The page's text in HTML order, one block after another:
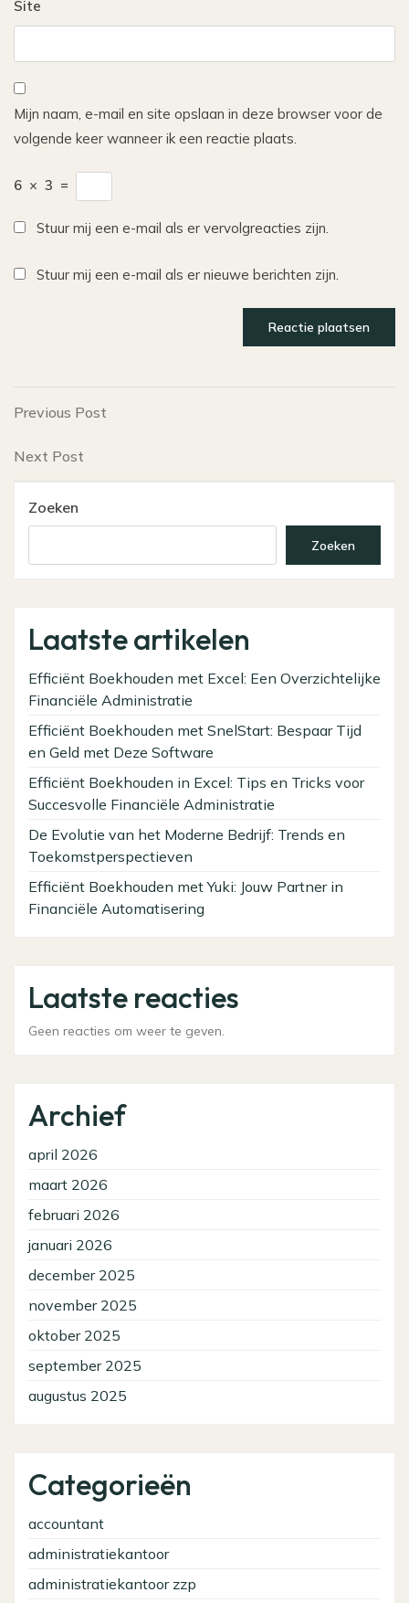
Site
Mijn naam, e-mail en site opslaan in deze browser voor de
volgende keer wanneer ik een reactie plaats.
6 × 3 =
Stuur mij een e-mail als er vervolgreacties zijn.
Stuur mij een e-mail als er nieuwe berichten zijn.
Bericht
navigatie
Previous
Previous Post
Next
Next Post
Zoeken
Zoeken
Laatste artikelen
Efficiënt Boekhouden met Excel: Een Overzichtelijke
Financiële Administratie
Efficiënt Boekhouden met SnelStart: Bespaar Tijd
en Geld met Deze Software
Efficiënt Boekhouden in Excel: Tips en Tricks voor
Succesvolle Financiële Administratie
De Evolutie van het Moderne Bedrijf: Trends en
Toekomstperspectieven
Efficiënt Boekhouden met Yuki: Jouw Partner in
Financiële Automatisering
Laatste reacties
Geen reacties om weer te geven.
Archief
april 2026
maart 2026
februari 2026
januari 2026
december 2025
november 2025
oktober 2025
september 2025
augustus 2025
Categorieën
accountant
administratiekantoor
administratiekantoor zzp